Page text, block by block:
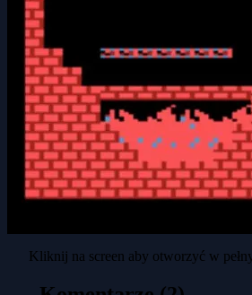
Kliknij na screen aby otworzyć w